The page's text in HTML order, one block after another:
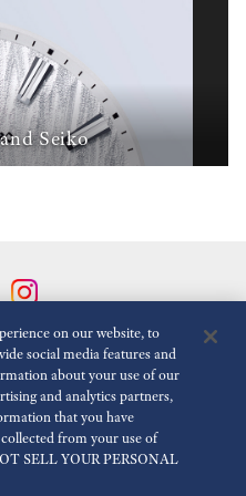
Seiko
animações Desativado
Politica de Privacidade
on our website, to
social media features and
about your use of our
and analytics partners,
that you have
from your use of
SELL YOUR PERSONAL